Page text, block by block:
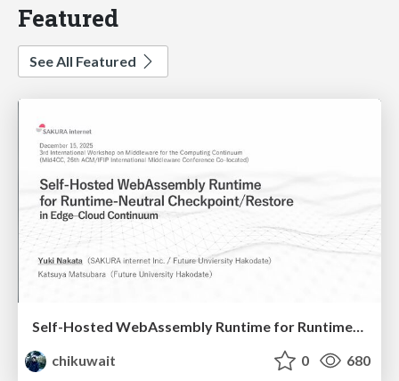
Featured
See All Featured
Self-Hosted WebAssembly Runtime for Runtime-Neutral Checkpoint/Restore in Edge–Cloud Continuum
chikuwait
0 680